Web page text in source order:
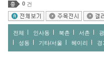
0 건
전체 인사동 북촌 서촌
성동
기타/서울 헤이리 경